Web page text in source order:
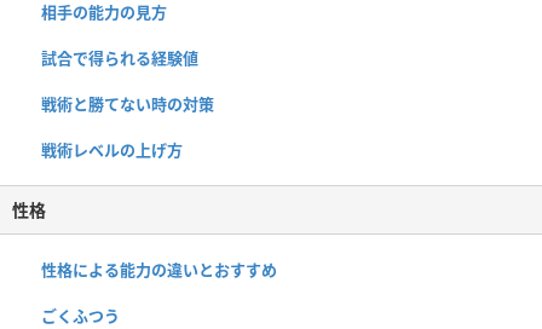
相手の能力の見方
試合で得られる経験値
戦術と勝てない時の対策
戦術レベルの上げ方
性格
性格による能力の違いとおすすめ
ごくふつう